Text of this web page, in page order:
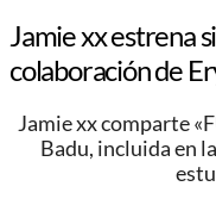
Jamie xx estrena
colaboración de
Jamie xx comparte
Badu, incluida en